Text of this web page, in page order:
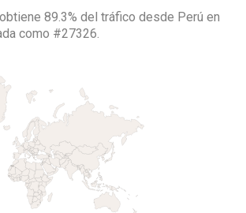
89.3% del tráfico desde Perú en
como #27326.